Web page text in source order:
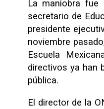
La maniobra fue
secretario de
presidente
noviembre
Escuela
directivos ya han
pública.
El director de la